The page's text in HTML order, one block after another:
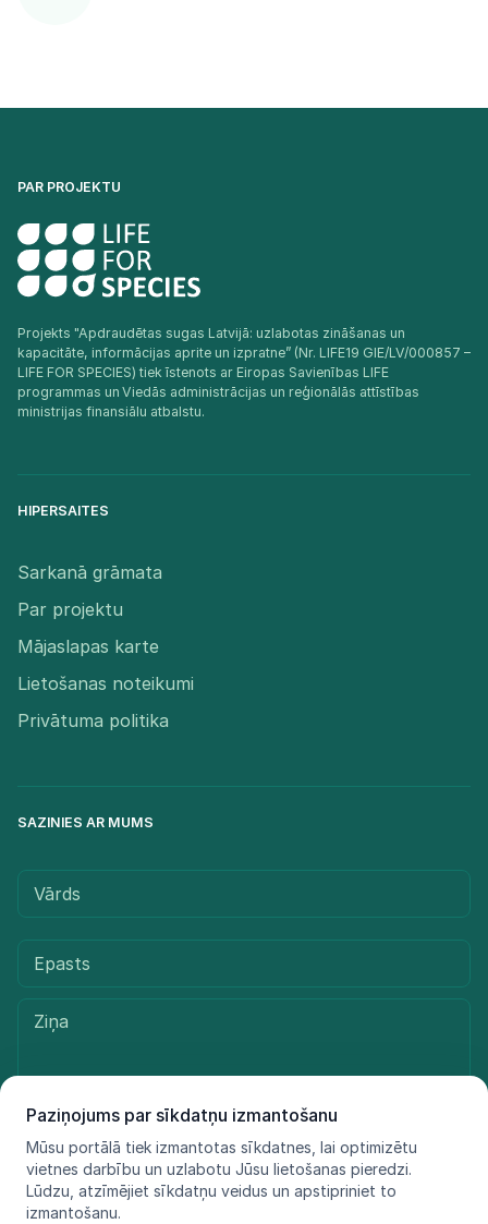
Paziņojums par sīkdatņu izmantošanu
Mūsu portālā tiek izmantotas sīkdatnes, lai optimizētu
vietnes darbību un uzlabotu Jūsu lietošanas pieredzi.
Lūdzu, atzīmējiet sīkdatņu veidus un apstipriniet to
izmantošanu.
PAR PROJEKTU
Projekts "Apdraudētas sugas Latvijā: uzlabotas zināšanas un
kapacitāte, informācijas aprite un izpratne” (Nr. LIFE19 GIE/LV/000857 –
LIFE FOR SPECIES) tiek īstenots ar Eiropas Savienības LIFE
programmas un Viedās administrācijas un reģionālās attīstības
ministrijas finansiālu atbalstu.​
HIPERSAITES
Sarkanā grāmata
Par projektu
Mājaslapas karte
Lietošanas noteikumi
Privātuma politika
SAZINIES AR MUMS
Sūtīt ziņu